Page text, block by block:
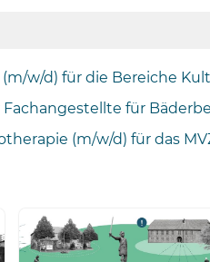
w/d) für die Bereiche
für
(m/w/d) für das